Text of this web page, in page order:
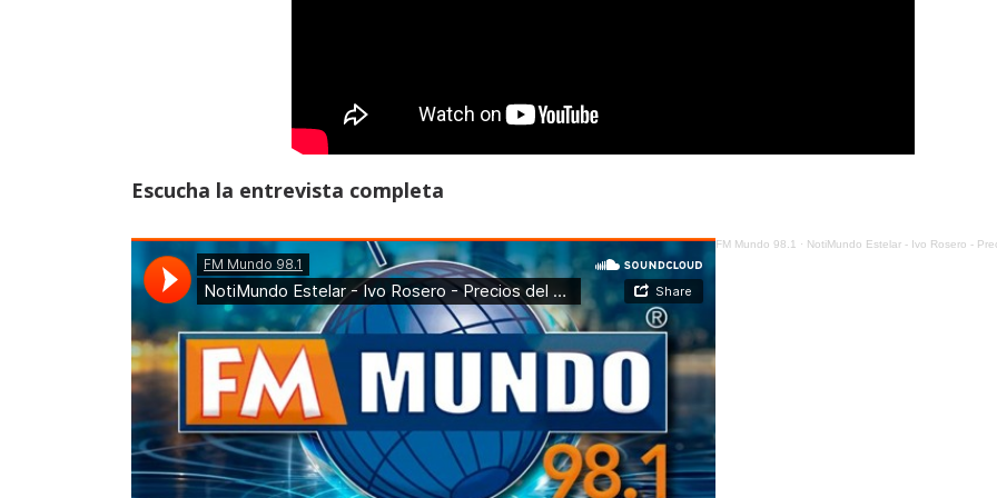
Escucha la entrevista completa
FM Mundo 98.1 · NotiMundo Estelar - Ivo Rosero - Precios del diésel y gasolinas en el